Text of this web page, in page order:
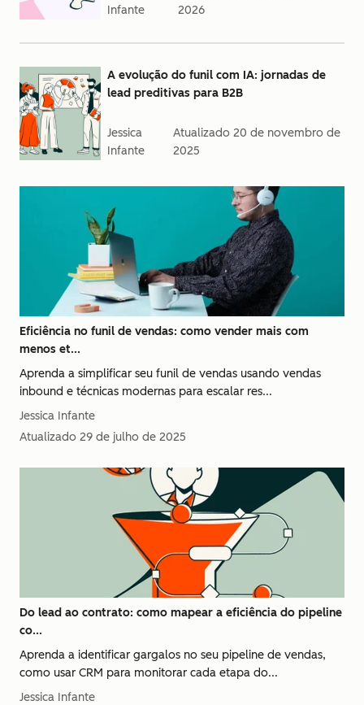
Infante
2026
A evolução do funil com IA: jornadas de
lead preditivas para B2B
Jessica
Infante
Atualizado20 de novembro de
2025
Eficiência no funil de vendas: como vender mais com
menos et...
Aprenda a simplificar seu funil de vendas usando vendas
inbound e técnicas modernas para escalar res...
Jessica Infante
Atualizado 29 de julho de 2025
Do lead ao contrato: como mapear a eficiência do pipeline
co...
Aprenda a identificar gargalos no seu pipeline de vendas,
como usar CRM para monitorar cada etapa do...
Jessica Infante